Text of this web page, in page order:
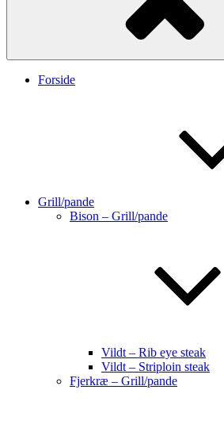
Forside
Grill/pande
Bison – Grill/pande
Vildt – Rib eye steak
Vildt – Striploin steak
Fjerkræ – Grill/pande